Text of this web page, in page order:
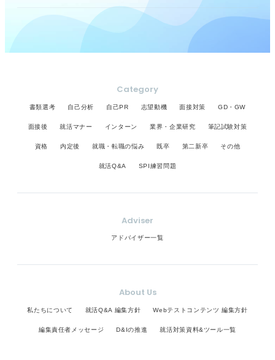
Category
書類選考 自己分析 自己PR 志望動機 面接対策 GD・GW
面接後 就活マナー インターン 業界・企業研究 筆記試験対策
資格 内定後 就職・転職の悩み 既卒 第二新卒 その他
就活Q&A SPI練習問題
Adviser
アドバイザー一覧
About Us
私たちについて 就活Q&A 編集方針 Webテストコンテンツ 編集方針
編集責任者メッセージ D&Iの推進 就活対策資料&ツール一覧